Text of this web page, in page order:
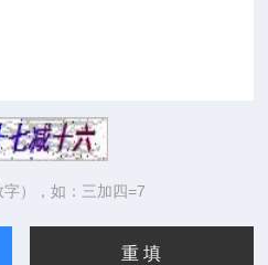
），如：三加四=7